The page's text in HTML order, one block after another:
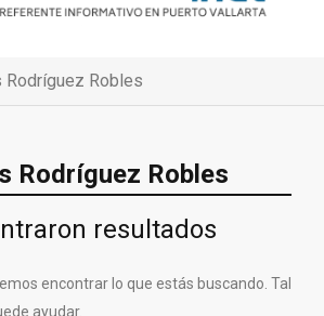
Rodríguez Robles
Rodríguez Robles
resultados
encontrar lo que estás buscando. Tal
ayudar.